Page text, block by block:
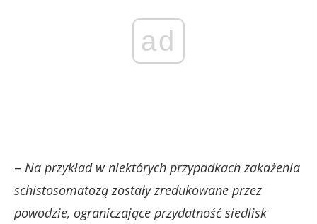
ad
– Na przykład w niektórych przypadkach zakażenia
schistosomatozą zostały zredukowane przez
powodzie, ograniczające przydatność siedlisk